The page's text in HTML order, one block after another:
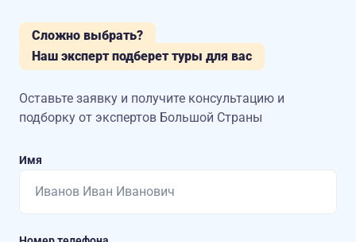
Сложно выбрать?
Наш эксперт подберет туры для вас
Оставьте заявку и получите консультацию и
подборку от экспертов Большой Страны
Имя